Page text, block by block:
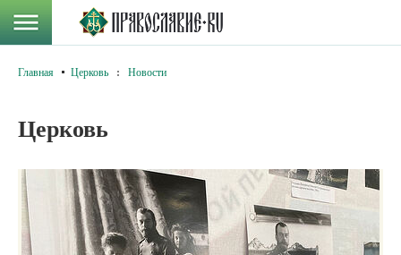
Главная Церковь : Новости
Церковь